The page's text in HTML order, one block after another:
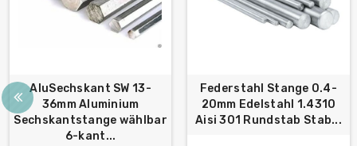
AluSechskant SW 13-
36mm Aluminium
Sechskantstange wählbar
6-kant...
Federstahl Stange 0.4-
20mm Edelstahl 1.4310
Aisi 301 Rundstab Stab...